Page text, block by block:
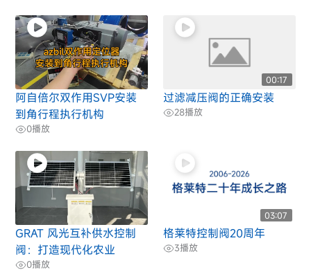
阿自倍尔双作用SVP安装
到角行程执行机构
0播放
00:17
过滤减压阀的正确安装
28播放
GRAT 风光互补供水控制
阀：打造现代化农业
0播放
03:07
格莱特控制阀20周年
3播放